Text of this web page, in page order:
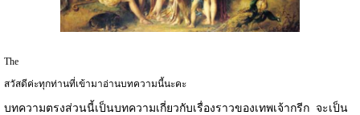
The
สวัสดีค่ะทุกท่านที่เข้ามาอ่านบทความนี้นะคะ
บทความตรงส่วนนี้เป็นบทความเกี่ยวกับเรื่องราวของเทพเจ้ากรีก จะเป็น